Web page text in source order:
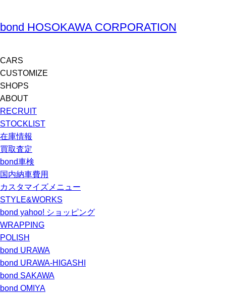
bond HOSOKAWA CORPORATION
CARS
CUSTOMIZE
SHOPS
ABOUT
RECRUIT
STOCKLIST
在庫情報
買取査定
bond車検
国内納車費用
カスタマイズメニュー
STYLE&WORKS
bond yahoo! ショッピング
WRAPPING
POLISH
bond URAWA
bond URAWA-HIGASHI
bond SAKAWA
bond OMIYA